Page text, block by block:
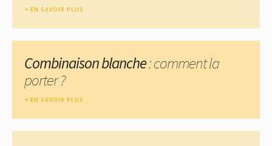
EN SAVOIR PLUS
Combinaison blanche: comment la
porter ?
EN SAVOIR PLUS